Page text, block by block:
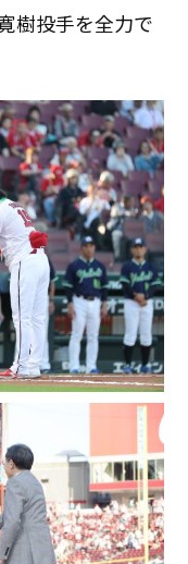
樹投手を全力で